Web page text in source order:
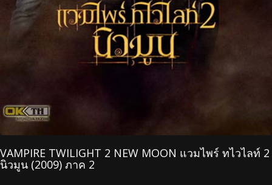
VAMPIRE TWILIGHT 2 NEW MOON แวมไพร์ ทไวไลท์ 2
นิวมูน (2009) ภาค 2